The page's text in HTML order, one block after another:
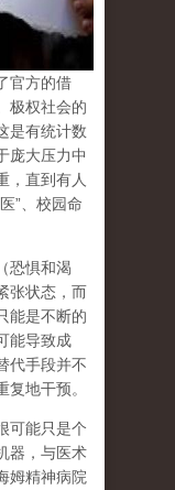
官方的借
极权社会的
是有统计数
庞大压力中
，直到有人
” 、校园命
恐惧和渴
张状态，而
能是不断的
能导致成
代手段并不
地干预。
可能只是个
器，与医术
姆精神病院